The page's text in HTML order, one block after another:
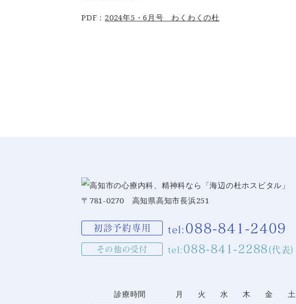
PDF： 2024年5・6月号 わくわくの杜
〒781-0270 高知県高知市長浜251
初診予約専用 tel:088-841-2409
その他の受付 tel:088-841-2288(代表)
診療時間 月 火 水 木 金 土